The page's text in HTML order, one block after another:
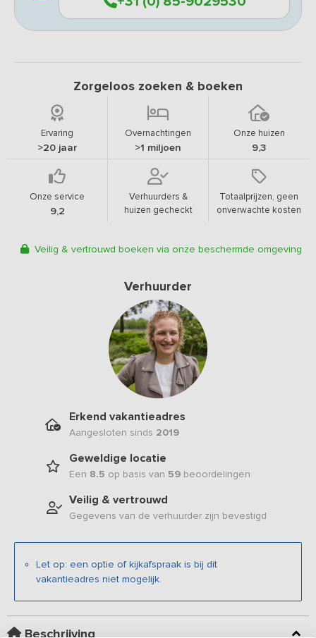
Zorgeloos zoeken & boeken
Ervaring
>20 jaar
Overnachtingen
>1 miljoen
Onze huizen
9,3
Onze service
9,2
Verhuurders &
huizen gecheckt
Totaalprijzen, geen
onverwachte kosten
Veilig & vertrouwd boeken via onze beschermde omgeving
Verhuurder
Erkend vakantieadres
Aangesloten sinds 2019
Geweldige locatie
Een 8.5 op basis van 59 beoordelingen
Veilig & vertrouwd
Gegevens van de verhuurder zijn bevestigd
Let op: een optie of kijkafspraak is bij dit
vakantieadres niet mogelijk.
Beschrijving